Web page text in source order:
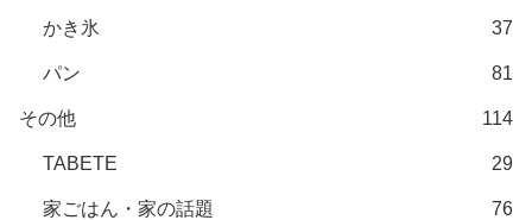
かき氷 37
パン 81
その他 114
TABETE 29
家ごはん・家の話題 76